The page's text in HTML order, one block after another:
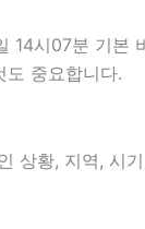
시07분 기본
중요합니다.
상황, 지역, 시